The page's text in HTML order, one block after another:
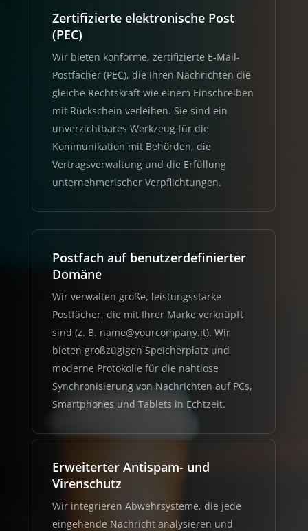
Zertifizierte elektronische Post
(PEC)
Wir bieten konforme, zertifizierte E-Mail-
Postfächer (PEC), die Ihren Nachrichten die
gleiche Rechtskraft wie einem Einschreiben
mit Rückschein verleihen. Sie sind ein
unverzichtbares Werkzeug für die
Kommunikation mit Behörden, die
Vertragsverwaltung und die Erfüllung
unternehmerischer Verpflichtungen.
Postfach auf benutzerdefinierter
Domäne
Wir verwalten große, leistungsstarke
Postfächer, die mit Ihrer Marke verknüpft
sind (z. B. name@yourcompany.it). Wir
bieten großzügigen Speicherplatz und
moderne Protokolle für die nahtlose
Synchronisierung von Nachrichten auf PCs,
Smartphones und Tablets in Echtzeit.
Erweiterter Antispam- und
Virenschutz
Wir integrieren Abwehrsysteme, die jede
eingehende Nachricht analysieren und